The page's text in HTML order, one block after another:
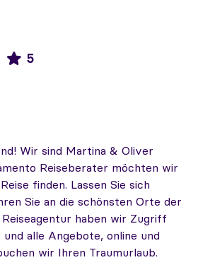
5
Wir sind Martina & Oliver
Reiseberater möchten wir
finden. Lassen Sie sich
Sie an die schönsten Orte der
haben wir Zugriff
alle Angebote, online und
wir Ihren Traumurlaub.